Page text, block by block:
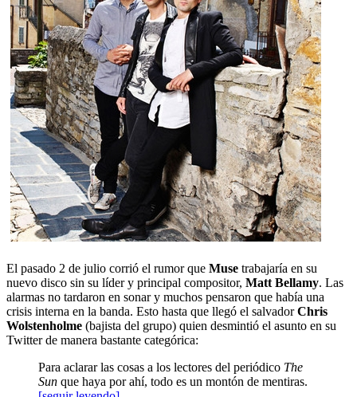
El pasado 2 de julio corrió el rumor que Muse trabajaría en su
nuevo disco sin su líder y principal compositor, Matt Bellamy. Las
alarmas no tardaron en sonar y muchos pensaron que había una
crisis interna en la banda. Esto hasta que llegó el salvadorChris
Wolstenholme (bajista del grupo) quien desmintió el asunto en su
Twitter de manera bastante categórica:
Para aclarar las cosas a los lectores del periódico The
Sun que haya por ahí, todo es un montón de mentiras.